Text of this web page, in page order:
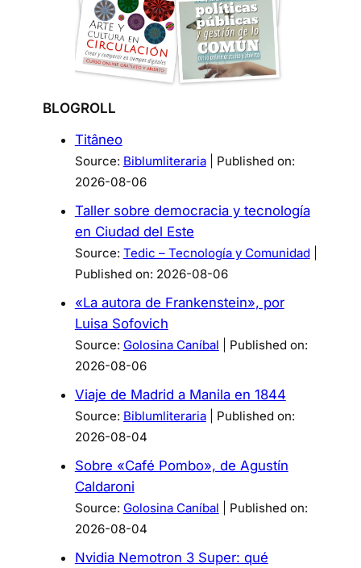
BLOGROLL
Titâneo
Source: Biblumliteraria
Published on:
2026-08-06
Taller sobre democracia y tecnología
en Ciudad del Este
Source: Tedic – Tecnología y Comunidad
Published on: 2026-08-06
«La autora de Frankenstein», por
Luisa Sofovich
Source: Golosina Caníbal
Published on:
2026-08-06
Viaje de Madrid a Manila en 1844
Source: Biblumliteraria
Published on:
2026-08-04
Sobre «Café Pombo», de Agustín
Caldaroni
Source: Golosina Caníbal
Published on:
2026-08-04
Nvidia Nemotron 3 Super: qué